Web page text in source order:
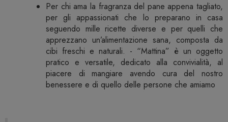
Per chi ama la fragranza del pane appena tagliato,
per gli appassionati che lo preparano in casa
seguendo mille ricette diverse e per quelli che
apprezzano un’alimentazione sana, composta da
cibi freschi e naturali. - “Mattina” è un oggetto
pratico e versatile, dedicato alla convivialità, al
piacere di mangiare avendo cura del nostro
benessere e di quello delle persone che amiamo